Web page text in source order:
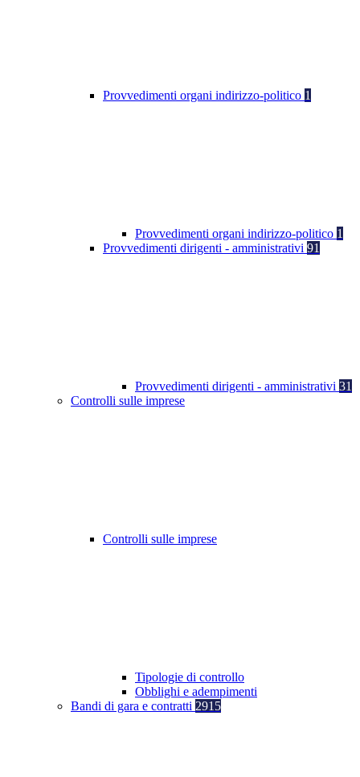
Provvedimenti organi indirizzo-politico 1
Provvedimenti organi indirizzo-politico 1
Provvedimenti dirigenti - amministrativi 91
Provvedimenti dirigenti - amministrativi 31
Controlli sulle imprese
Controlli sulle imprese
Tipologie di controllo
Obblighi e adempimenti
Bandi di gara e contratti 2915